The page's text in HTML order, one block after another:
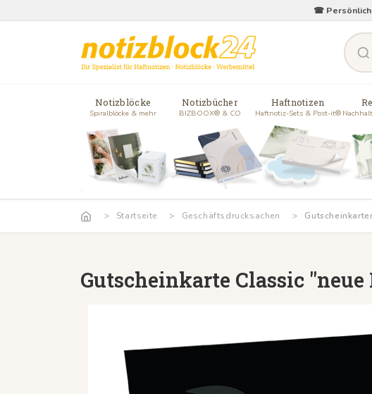
☎
Notizblöcke
Spiralblöcke & mehr
Notizbücher
BIZBOOX® & CO
Haftnotizen
Haftnotiz-Sets & Post-it®
Startseite Geschäftsdrucksachen
Gutscheinkarte Classic